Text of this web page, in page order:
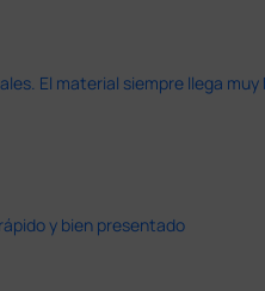
El material siempre llega muy
y bien presentado